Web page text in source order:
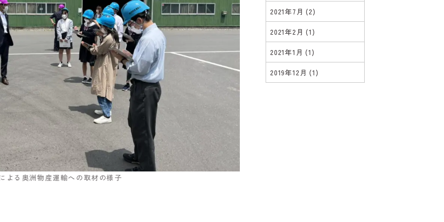
よる奥洲物産運輸への取材の様子
2021年7月(2)
2021年2月(1)
2021年1月(1)
2019年12月(1)